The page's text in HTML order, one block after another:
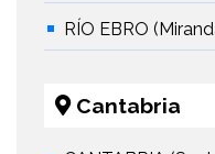
RÍO EBRO
Cantabria